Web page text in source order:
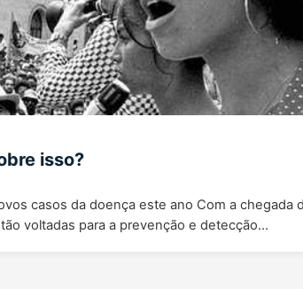
isso?
casos da doença este ano Com a chegada
voltadas para a prevenção e detecção…